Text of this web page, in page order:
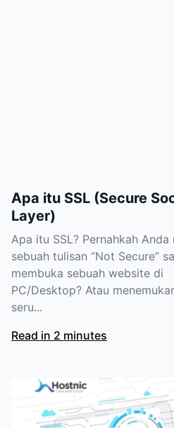
Apa itu SSL (Secure
Layer)
Apa itu SSL? Pernahkah Anda
sebuah tulisan “Not Secure”
membuka sebuah website di
PC/Desktop? Atau
seru...
Read in 2 minutes